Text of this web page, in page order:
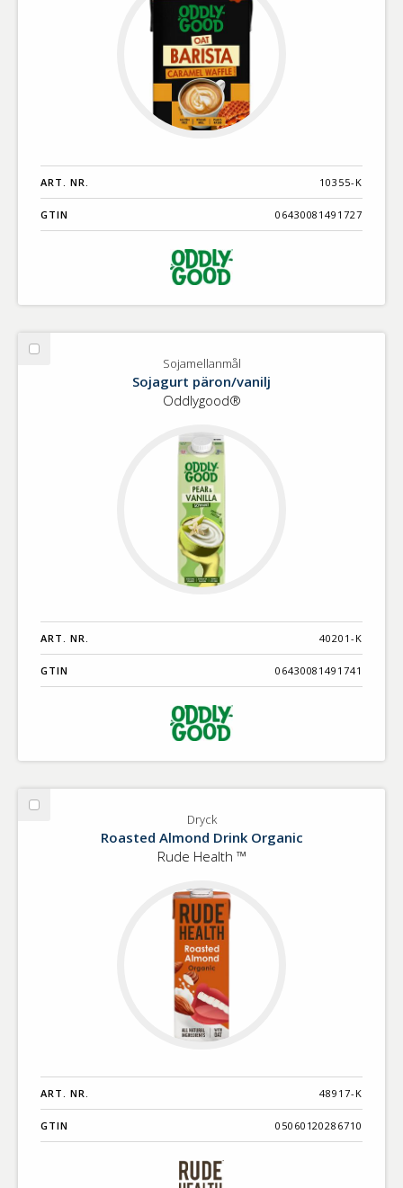
ART. NR. 10355-K
GTIN 06430081491727
Välj
Sojamellanmål
Sojagurt päron/vanilj
Oddlygood®
ART. NR. 40201-K
GTIN 06430081491741
Välj
Dryck
Roasted Almond Drink Organic
Rude Health ™
ART. NR. 48917-K
GTIN 05060120286710